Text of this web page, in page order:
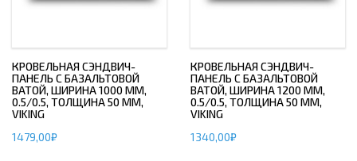
КРОВЕЛЬНАЯ СЭНДВИЧ-
ПАНЕЛЬ С БАЗАЛЬТОВОЙ
ВАТОЙ, ШИРИНА 1000 ММ,
0.5/0.5, ТОЛЩИНА 50 ММ,
VIKING
1479,00₽
КРОВЕЛЬНАЯ СЭНДВИЧ-
ПАНЕЛЬ С БАЗАЛЬТОВОЙ
ВАТОЙ, ШИРИНА 1200 ММ,
0.5/0.5, ТОЛЩИНА 50 ММ,
VIKING
1340,00₽